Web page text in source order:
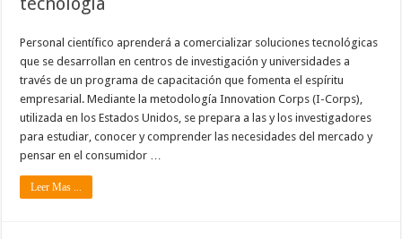
Personal científico aprenderá a comercializar soluciones tecnológicas
que se desarrollan en centros de investigación y universidades a
través de un programa de capacitación que fomenta el espíritu
empresarial. Mediante la metodología Innovation Corps (I-Corps),
utilizada en los Estados Unidos, se prepara a las y los investigadores
para estudiar, conocer y comprender las necesidades del mercado y
pensar en el consumidor …
Leer Mas ...